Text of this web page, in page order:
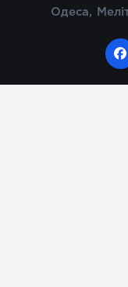
Одеса,